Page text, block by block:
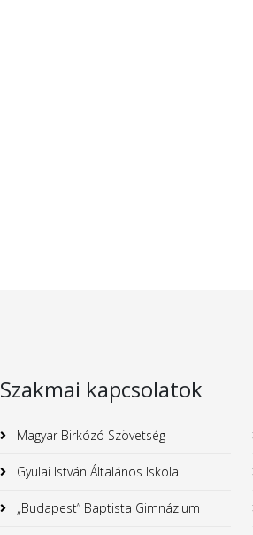
Szakmai kapcsolatok
Magyar Birkózó Szövetség
Gyulai István Általános Iskola
„Budapest” Baptista Gimnázium